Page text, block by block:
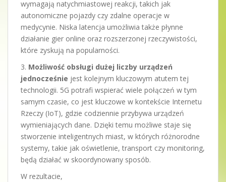
wymagają natychmiastowej reakcji, takich jak
autonomiczne pojazdy czy zdalne operacje w
medycynie. Niska latencja umożliwia także płynne
działanie gier online oraz rozszerzonej rzeczywistości,
które zyskują na popularności.
3. Możliwość obsługi dużej liczby urządzeń
jednocześnie jest kolejnym kluczowym atutem tej
technologii. 5G potrafi wspierać wiele połączeń w tym
samym czasie, co jest kluczowe w kontekście Internetu
Rzeczy (IoT), gdzie codziennie przybywa urządzeń
wymieniających dane. Dzięki temu możliwe staje się
stworzenie inteligentnych miast, w których różnorodne
systemy, takie jak oświetlenie, transport czy monitoring,
będą działać w skoordynowany sposób.
W rezultacie,